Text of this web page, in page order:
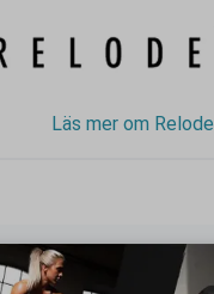
Läs mer om Relode